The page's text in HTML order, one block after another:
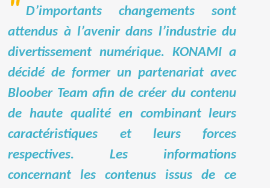
D’importants changements sont
attendus à l’avenir dans l’industrie du
divertissement numérique. KONAMI a
décidé de former un partenariat avec
Bloober Team afin de créer du contenu
de haute qualité en combinant leurs
caractéristiques et leurs forces
respectives. Les informations
concernant les contenus issus de ce